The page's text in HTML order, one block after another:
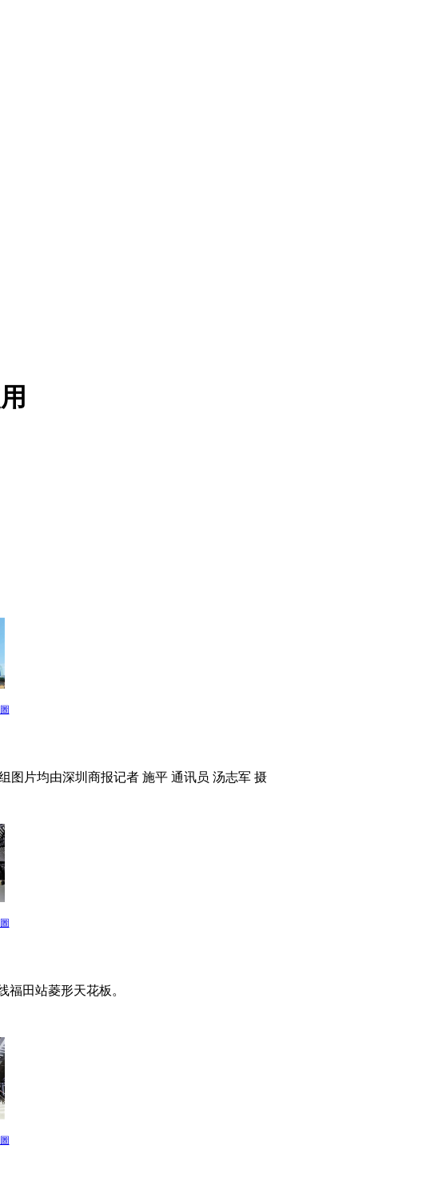
图片均由深圳商报记者 施平 通讯员 汤志军 摄
福田站菱形天花板。